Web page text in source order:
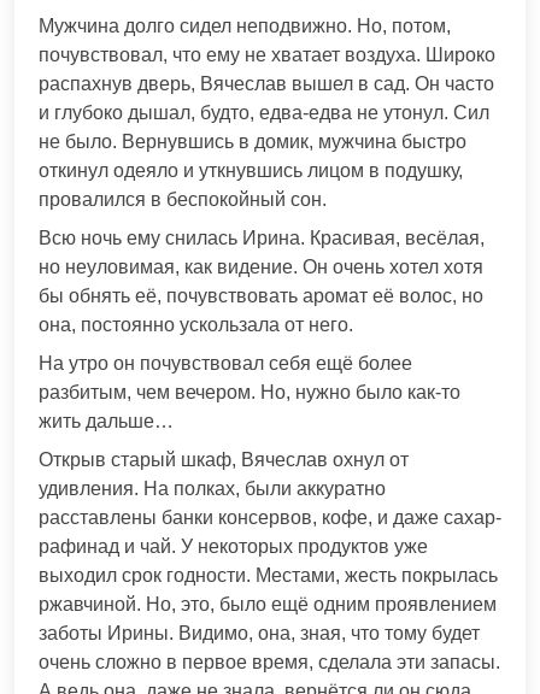
Мужчина долго сидел неподвижно. Но, потом,
почувствовал, что ему не хватает воздуха. Широко
распахнув дверь, Вячеслав вышел в сад. Он часто
и глубоко дышал, будто, едва-едва не утонул. Сил
не было. Вернувшись в домик, мужчина быстро
откинул одеяло и уткнувшись лицом в подушку,
провалился в беспокойный сон.
Всю ночь ему снилась Ирина. Красивая, весёлая,
но неуловимая, как видение. Он очень хотел хотя
бы обнять её, почувствовать аромат её волос, но
она, постоянно ускользала от него.
На утро он почувствовал себя ещё более
разбитым, чем вечером. Но, нужно было как-то
жить дальше…
Открыв старый шкаф, Вячеслав охнул от
удивления. На полках, были аккуратно
расставлены банки консервов, кофе, и даже сахар-
рафинад и чай. У некоторых продуктов уже
выходил срок годности. Местами, жесть покрылась
ржавчиной. Но, это, было ещё одним проявлением
заботы Ирины. Видимо, она, зная, что тому будет
очень сложно в первое время, сделала эти запасы.